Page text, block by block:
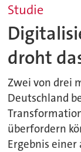
Studie
droht
Zwei von drei
Deutschland
überfordern
Ergebnis